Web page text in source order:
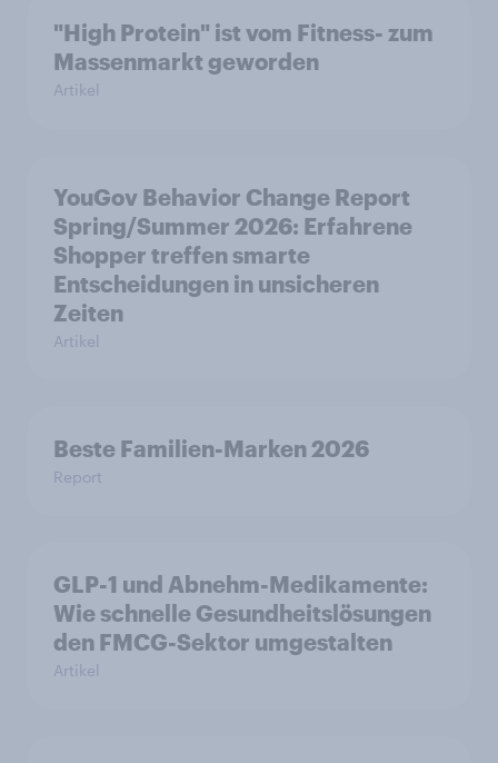
"High Protein" ist vom Fitness- zum
Massenmarkt geworden
Artikel
YouGov Behavior Change Report
Spring/Summer 2026: Erfahrene
Shopper treffen smarte
Entscheidungen in unsicheren
Zeiten
Artikel
Beste Familien-Marken 2026
Report
GLP-1 und Abnehm-Medikamente:
Wie schnelle Gesundheitslösungen
den FMCG-Sektor umgestalten
Artikel